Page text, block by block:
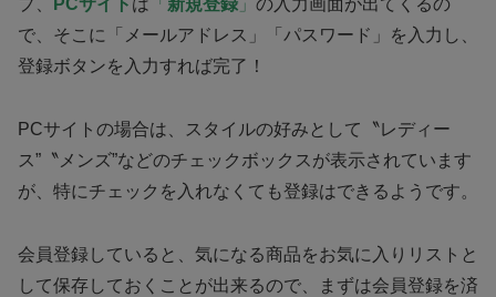
プ、
PCサイト は 「 新規登録 」 の入力画面が出てくるの
で、そこに「メールアドレス」「パスワード」を入力し、
登録ボタンを入力すれば完了！
PCサイトの場合は、スタイルの好みとして〝レディー
ス”〝メンズ”などのチェックボックスが表示されています
が、特にチェックを入れなくても登録はできるようです。
会員登録していると、気になる商品をお気に入りリストと
して保存しておくことが出来るので、まずは会員登録を済